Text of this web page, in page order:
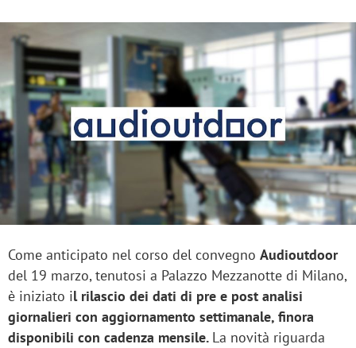
Come anticipato nel corso del convegno Audioutdoor
del 19 marzo, tenutosi a Palazzo Mezzanotte di Milano,
è iniziato il rilascio dei dati di pre e post analisi
giornalieri con aggiornamento settimanale, finora
disponibili con cadenza mensile. La novità riguarda